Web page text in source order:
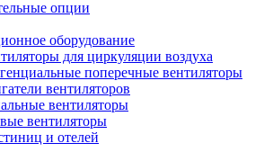
опции
оборудование
для циркуляции воздуха
поперечные вентиляторы
вентиляторов
вентиляторы
вентиляторы
и отелей